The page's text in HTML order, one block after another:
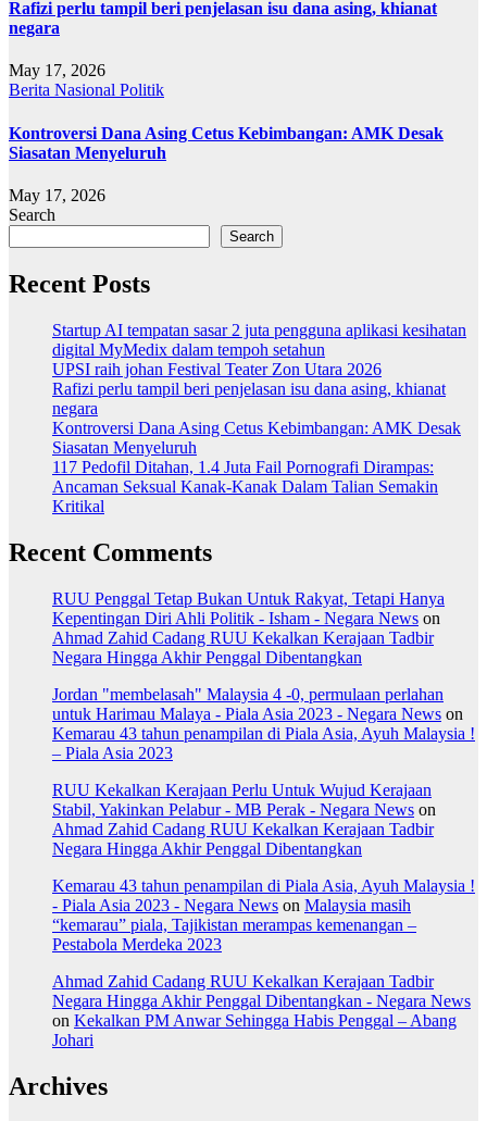
Rafizi perlu tampil beri penjelasan isu dana asing, khianat
negara
May 17, 2026
Berita Nasional Politik
Kontroversi Dana Asing Cetus Kebimbangan: AMK Desak
Siasatan Menyeluruh
May 17, 2026
Search
Search
Recent Posts
Startup AI tempatan sasar 2 juta pengguna aplikasi kesihatan
digital MyMedix dalam tempoh setahun
UPSI raih johan Festival Teater Zon Utara 2026
Rafizi perlu tampil beri penjelasan isu dana asing, khianat
negara
Kontroversi Dana Asing Cetus Kebimbangan: AMK Desak
Siasatan Menyeluruh
117 Pedofil Ditahan, 1.4 Juta Fail Pornografi Dirampas:
Ancaman Seksual Kanak-Kanak Dalam Talian Semakin
Kritikal
Recent Comments
RUU Penggal Tetap Bukan Untuk Rakyat, Tetapi Hanya
Kepentingan Diri Ahli Politik - Isham - Negara News on
Ahmad Zahid Cadang RUU Kekalkan Kerajaan Tadbir
Negara Hingga Akhir Penggal Dibentangkan
Jordan "membelasah" Malaysia 4 -0, permulaan perlahan
untuk Harimau Malaya - Piala Asia 2023 - Negara News on
Kemarau 43 tahun penampilan di Piala Asia, Ayuh Malaysia !
– Piala Asia 2023
RUU Kekalkan Kerajaan Perlu Untuk Wujud Kerajaan
Stabil, Yakinkan Pelabur - MB Perak - Negara News on
Ahmad Zahid Cadang RUU Kekalkan Kerajaan Tadbir
Negara Hingga Akhir Penggal Dibentangkan
Kemarau 43 tahun penampilan di Piala Asia, Ayuh Malaysia !
- Piala Asia 2023 - Negara News on Malaysia masih
“kemarau” piala, Tajikistan merampas kemenangan –
Pestabola Merdeka 2023
Ahmad Zahid Cadang RUU Kekalkan Kerajaan Tadbir
Negara Hingga Akhir Penggal Dibentangkan - Negara News
on Kekalkan PM Anwar Sehingga Habis Penggal – Abang
Johari
Archives